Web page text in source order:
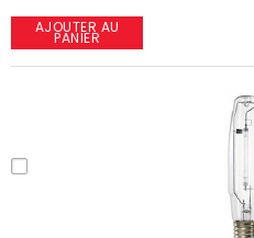
AJOUTER AU
PANIER